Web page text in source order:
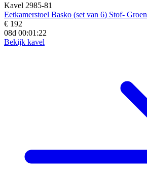
Kavel 2985-81
Eetkamerstoel Basko (set van 6) Stof- Groen
€ 192
08d 00:01:20
Bekijk kavel